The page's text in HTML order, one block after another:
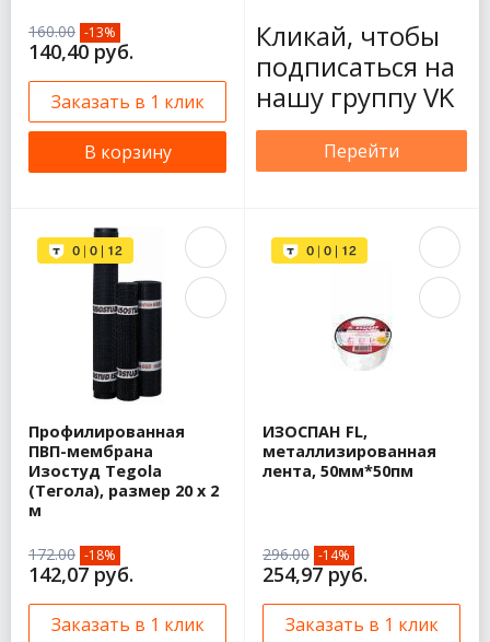
160.00 -13%
140,40 руб.
Заказать в 1 клик
В корзину
Кликай, чтобы
подписаться на
нашу группу VK
Перейти
Профилированная
ПВП-мембрана
Изостуд Tegola
(Тегола), размер 20 х 2
м
172.00 -18%
142,07 руб.
Заказать в 1 клик
ИЗОСПАН FL,
металлизированная
лента, 50мм*50пм
296.00 -14%
254,97 руб.
Заказать в 1 клик